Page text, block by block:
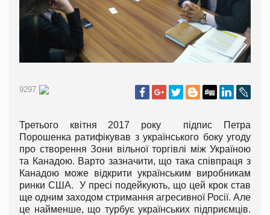
9297
Третього квітня 2017 року підпис Петра
Порошенка ратифікував з українського боку угоду
про створення Зони вільної торгівлі між Україною
та Канадою. Варто зазначити, що така співпраця з
Канадою може відкрити українським виробникам
ринки США. У пресі подейкують, що цей крок став
ще одним заходом стримання агресивної Росії. Але
це найменше, що турбує українських підприємців.